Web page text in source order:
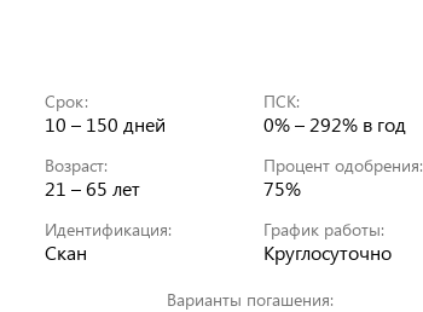
Срок:
10 – 150 дней
ПСК:
0% – 292% в год
Возраст:
21 – 65 лет
Процент одобрения:
75%
Идентификация:
Скан
График работы:
Круглосуточно
Варианты погашения: